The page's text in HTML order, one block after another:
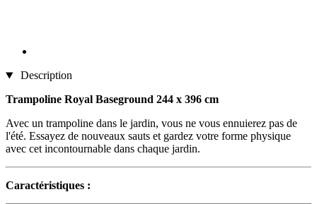
Description
Trampoline Royal Baseground 244 x 396 cm
Avec un trampoline dans le jardin, vous ne vous ennuierez pas de
l'été. Essayez de nouveaux sauts et gardez votre forme physique
avec cet incontournable dans chaque jardin.
Caractéristiques :